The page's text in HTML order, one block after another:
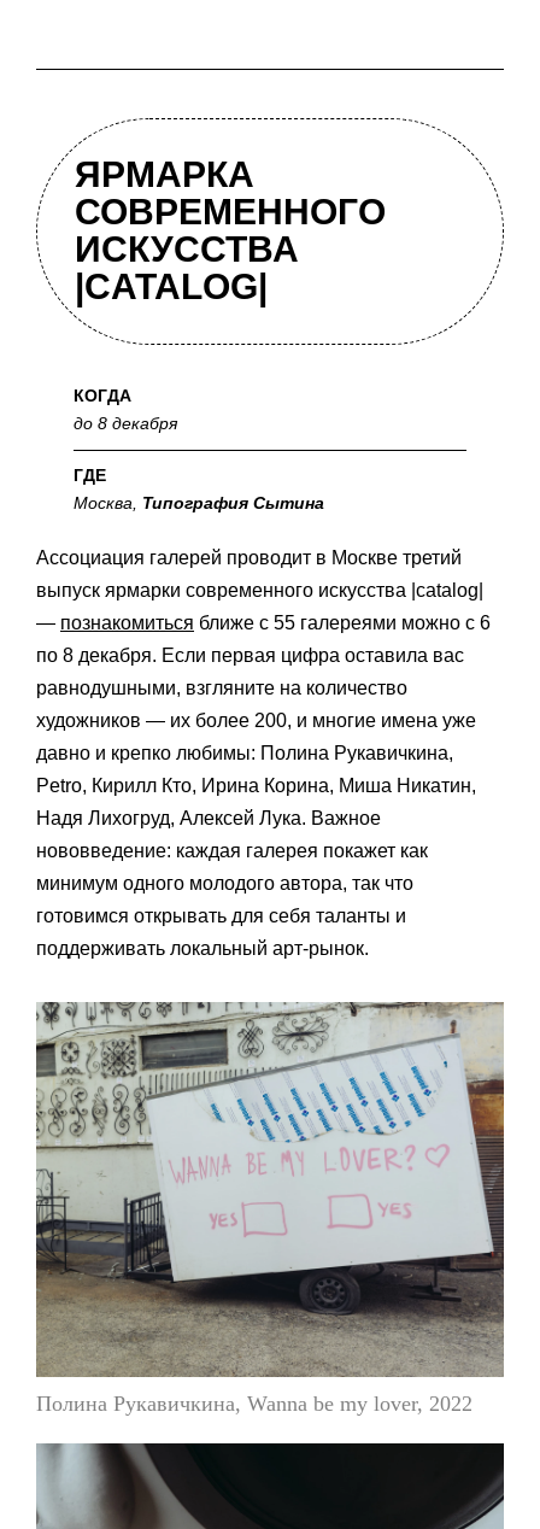
ЯРМАРКА
СОВРЕМЕННОГО
ИСКУССТВА
|CATALOG|
КОГДА
до 8 декабря
ГДЕ
Москва, Типография Сытина
Ассоциация галерей проводит в Москве третий
выпуск ярмарки современного искусства |catalog|
— познакомиться ближе с 55 галереями можно с 6
по 8 декабря. Если первая цифра оставила вас
равнодушными, взгляните на количество
художников — их более 200, и многие имена уже
давно и крепко любимы: Полина Рукавичкина,
Petro, Кирилл Кто, Ирина Корина, Миша Никатин,
Надя Лихогруд, Алексей Лука. Важное
нововведение: каждая галерея покажет как
минимум одного молодого автора, так что
готовимся открывать для себя таланты и
поддерживать локальный арт-рынок.
Полина Рукавичкина, Wanna be my lover, 2022